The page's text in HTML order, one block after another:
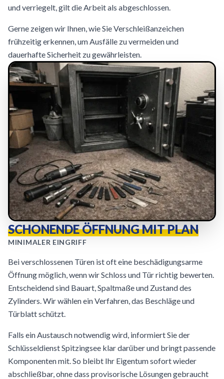
und verriegelt, gilt die Arbeit als abgeschlossen.
Gerne zeigen wir Ihnen, wie Sie Verschleißanzeichen
frühzeitig erkennen, um Ausfälle zu vermeiden und
dauerhafte Sicherheit zu gewährleisten.
SCHONENDE ÖFFNUNG MIT PLAN
MINIMALER EINGRIFF
Bei verschlossenen Türen ist oft eine beschädigungsarme
Öffnung möglich, wenn wir Schloss und Tür richtig bewerten.
Entscheidend sind Bauart, Spaltmaße und Zustand des
Zylinders. Wir wählen ein Verfahren, das Beschläge und
Türblatt schützt.
Falls ein Austausch notwendig wird, informiert Sie der
Schlüsseldienst Spitzingsee klar darüber und bringt passende
Komponenten mit. So bleibt Ihr Eigentum sofort wieder
abschließbar, ohne dass provisorische Lösungen gebraucht